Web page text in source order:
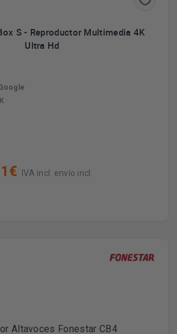
S - Reproductor Multimedia 4K
Ultra Hd
IVA incl. envío incl.